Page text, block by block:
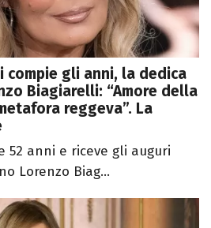
compie gli anni, la dedica
Biagiarelli: “Amore della
reggeva”. La
52 anni e riceve gli auguri
Lorenzo Biag...